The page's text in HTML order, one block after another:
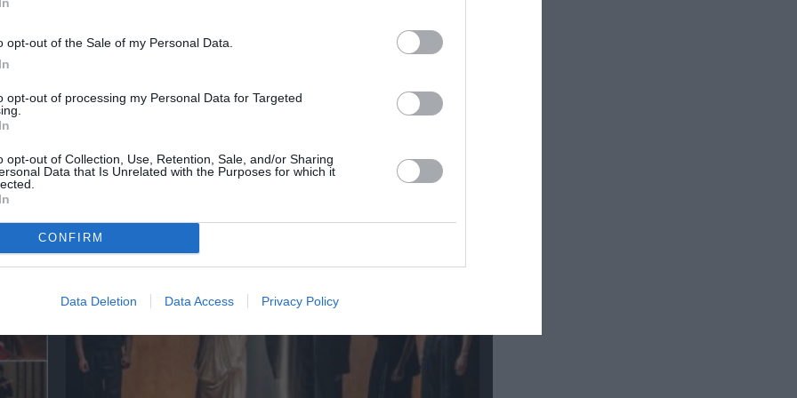
opt-out of the Sale of my Personal Data.
opt-out of processing my Personal Data for Targeted
opt-out of Collection, Use, Retention, Sale, and/or Sharing
Data that Is Unrelated with the Purposes for which it
CONFIRM
Data Deletion Data Access Privacy Policy
Κεφαλονιάς «Κύματα»